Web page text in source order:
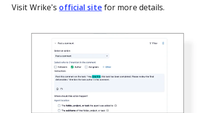
Visit Wrike’s official site for more details.